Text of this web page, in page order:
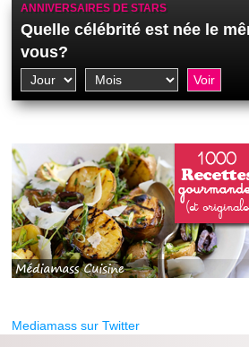
ANNIVERSAIRES DE STARS
Quelle célébrité est née le
vous?
Mediamass sur Twitter